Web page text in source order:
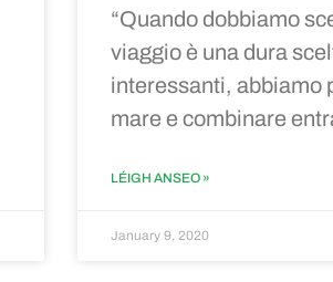
“Quando dobbiamo
viaggio è una dura
interessanti, abbiamo
mare e combinare
LÉIGH ANSEO »
January 9, 2020